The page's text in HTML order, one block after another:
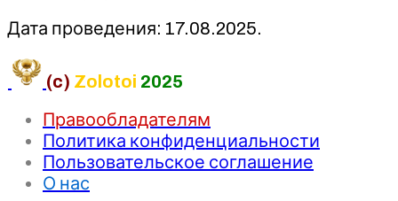
Дата проведения: 17.08.2025.
(c) Zolotoi 2025
Правообладателям
Политика конфиденциальности
Пользовательское соглашение
О нас